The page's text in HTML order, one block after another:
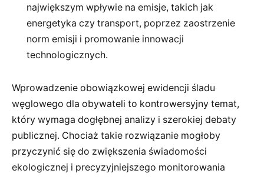
największym wpływie na emisje, takich jak
energetyka czy transport, poprzez zaostrzenie
norm emisji i promowanie innowacji
technologicznych.
Wprowadzenie obowiązkowej ewidencji śladu
węglowego dla obywateli to kontrowersyjny temat,
który wymaga dogłębnej analizy i szerokiej debaty
publicznej. Chociaż takie rozwiązanie mogłoby
przyczynić się do zwiększenia świadomości
ekologicznej i precyzyjniejszego monitorowania